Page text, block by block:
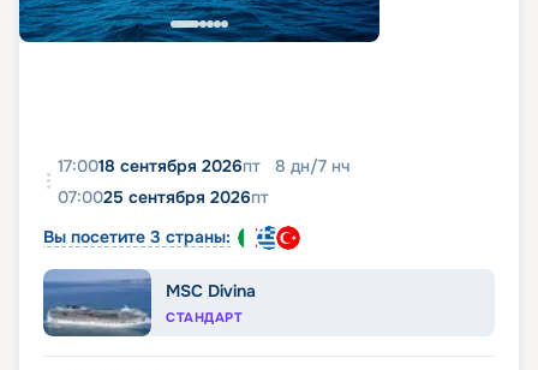
17:0018 сентября 2026пт 8 дн/7 нч
07:0025 сентября 2026пт
Вы посетите 3 страны:
MSC Divina
СТАНДАРТ